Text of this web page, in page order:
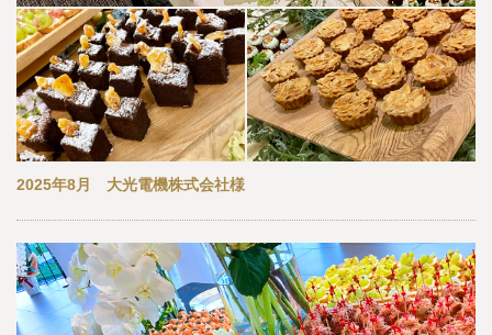
2025年8月 大光電機株式会社様